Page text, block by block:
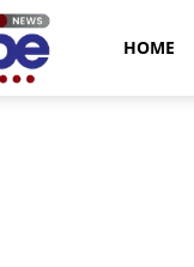
HOME